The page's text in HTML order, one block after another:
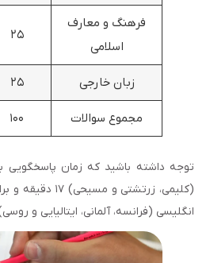
فرهنگ و معارف
اسلامی
۲۵
زبان خارجی ۲۵
مجموع سوالات ۱۰۰
توجه داشته باشید که زمان پاسخگویی
(کلیمی، زرتشتی و
انگلیسی (فرانسه، آلمانی، ایتالیایی و روسی) ۲۰ دقیقه